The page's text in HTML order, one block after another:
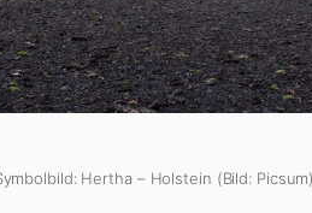
Hertha – Holstein (Bild: Picsum)